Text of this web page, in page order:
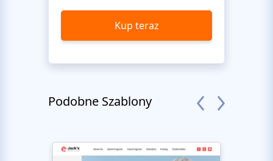
Kup teraz
Podobne Szablony